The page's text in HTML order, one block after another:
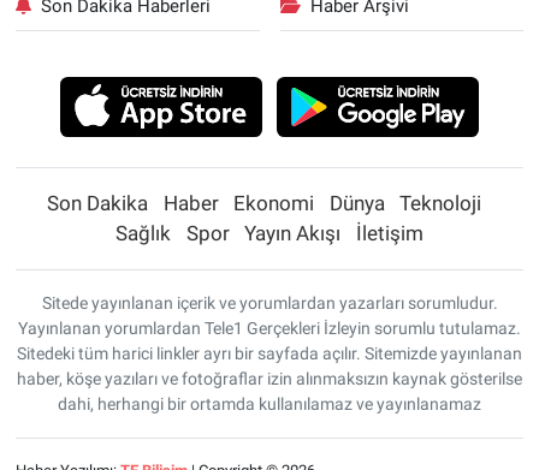
Son Dakika Haberleri Haber Arşivi
Son Dakika Haber Ekonomi Dünya
Teknoloji
Sağlık
Spor Yayın Akışı İletişim
Sitede yayınlanan içerik ve yorumlardan yazarları sorumludur.
Yayınlanan yorumlardan Tele1 Gerçekleri İzleyin sorumlu tutulamaz.
Sitedeki tüm harici linkler ayrı bir sayfada açılır. Sitemizde yayınlanan
haber, köşe yazıları ve fotoğraflar izin alınmaksızın kaynak gösterilse
dahi, herhangi bir ortamda kullanılamaz ve yayınlanamaz